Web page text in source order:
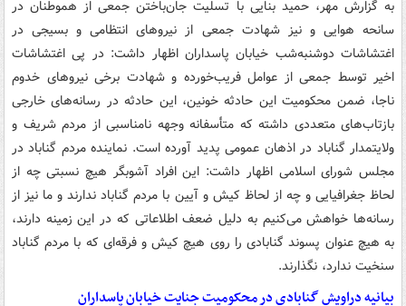
به گزارش مهر، حمید بنایی با تسلیت جان‌باختن جمعی از هموطنان در
سانحه هوایی و نیز شهادت جمعی از نیروهای انتظامی و بسیجی در
اغتشاشات دوشنبه‌شب خیابان پاسداران اظهار داشت: در پی اغتشاشات
اخیر توسط جمعی از عوامل فریب‌خورده و شهادت برخی نیروهای خدوم
ناجا، ضمن محکومیت این حادثه خونین، این حادثه در رسانه‌های خارجی
بازتاب‌های متعددی داشته که متأسفانه وجهه نامناسبی از مردم شریف و
ولایتمدار گناباد در اذهان عمومی پدید آورده است. نماینده مردم گناباد در
مجلس شورای اسلامی اظهار داشت: این افراد آشوبگر هیچ نسبتی چه از
لحاظ جغرافیایی و چه از لحاظ کیش و آیین با مردم گناباد ندارند و ما نیز از
رسانه‌ها خواهش می‌کنیم به دلیل ضعف اطلاعاتی که در این زمینه دارند،
به هیچ عنوان پسوند گنابادی را روی هیچ کیش و فرقه‌ای که با مردم گناباد
سنخیت ندارد، نگذارند.
بیانیه دراویش گنابادی در محکومیت جنایت خیابان پاسداران